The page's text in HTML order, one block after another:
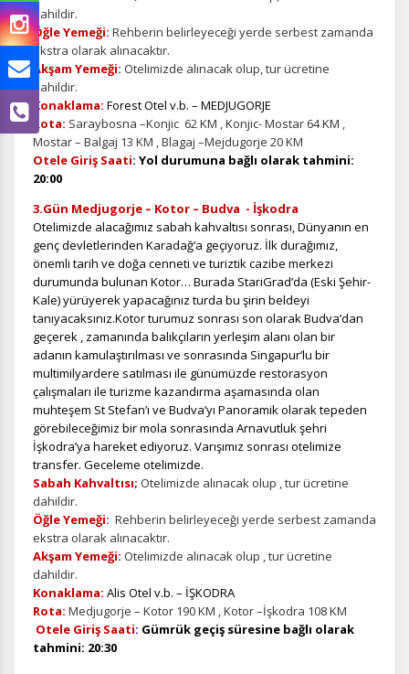
dahildir.
Öğle Yemeği: Rehberin belirleyeceği yerde serbest zamanda
ekstra olarak alınacaktır.
Akşam Yemeği: Otelimizde alınacak olup, tur ücretine
dahildir.
Konaklama: Forest Otel v.b. – MEDJUGORJE
Rota: Saraybosna –Konjic 62 KM , Konjic- Mostar 64 KM ,
Mostar – Balgaj 13 KM , Blagaj –Mejdugorje 20 KM
Otele Giriş Saati: Yol durumuna bağlı olarak tahmini:
20:00
3.Gün Medjugorje – Kotor – Budva - İşkodra
Otelimizde alacağımız sabah kahvaltısı sonrası, Dünyanın en
genç devletlerinden Karadağ’a geçiyoruz. İlk durağımız,
önemli tarih ve doğa cenneti ve turiztik cazibe merkezi
durumunda bulunan Kotor… Burada StariGrad’da (Eski Şehir-
Kale) yürüyerek yapacağınız turda bu şirin beldeyi
tanıyacaksınız.Kotor turumuz sonrası son olarak Budva’dan
geçerek , zamanında balıkçıların yerleşim alanı olan bir
adanın kamulaştırılması ve sonrasında Singapur’lu bir
multimilyardere satılması ile günümüzde restorasyon
çalışmaları ile turizme kazandırma aşamasında olan
muhteşem St Stefan’ı ve Budva’yı Panoramik olarak tepeden
görebileceğimiz bir mola sonrasında Arnavutluk şehri
İşkodra’ya hareket ediyoruz. Varışımız sonrası otelimize
transfer. Geceleme otelimizde.
Sabah Kahvaltısı; Otelimizde alınacak olup , tur ücretine
dahildir.
Öğle Yemeği: Rehberin belirleyeceği yerde serbest zamanda
ekstra olarak alınacaktır.
Akşam Yemeği: Otelimizde alınacak olup , tur ücretine
dahildir.
Konaklama: Alis Otel v.b. – İŞKODRA
Rota: Medjugorje – Kotor 190 KM , Kotor –İşkodra 108 KM
Otele Giriş Saati: Gümrük geçiş süresine bağlı olarak
tahmini: 20:30